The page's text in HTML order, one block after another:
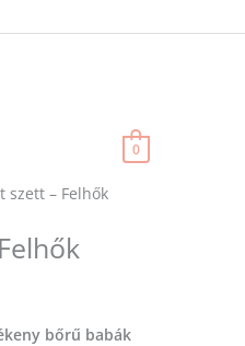
0
szett – Felhők
bőrű babák